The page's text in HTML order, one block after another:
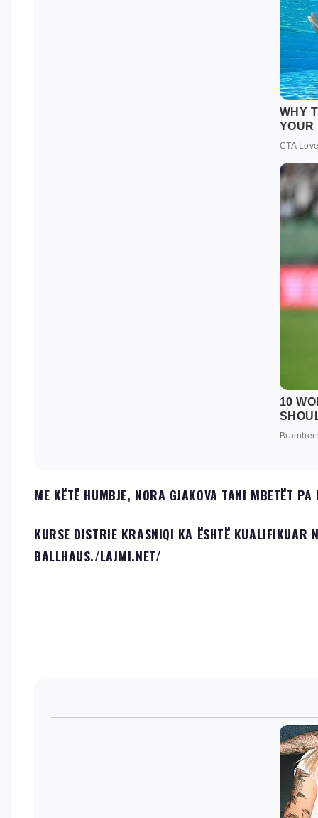
ME KËTË HUMBJE, NORA GJAKOVA TANI MBETËT
KURSE DISTRIE KRASNIQI KA ËSHTË KUALIFIKUAR
BALLHAUS./LAJMI.NET/